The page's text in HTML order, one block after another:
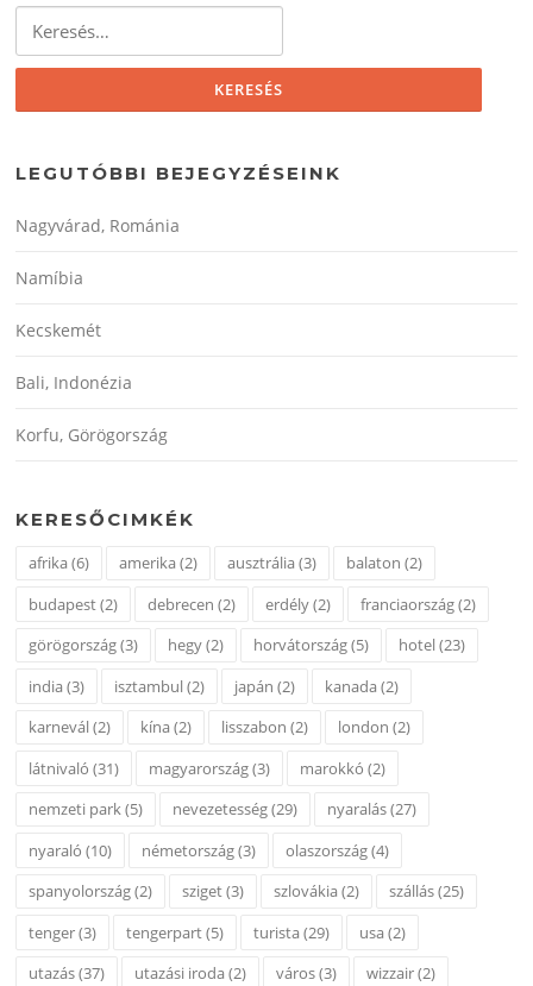
LEGUTÓBBI BEJEGYZÉSEINK
Nagyvárad, Románia
Namíbia
Kecskemét
Bali, Indonézia
Korfu, Görögország
KERESŐCIMKÉK
afrika(6) amerika(2) ausztrália(3) balaton (2)
budapest(2) debrecen (2) erdély(2) franciaország(2)
görögország(3) hegy(2) horvátország(5) hotel(23)
india(3) isztambul(2) japán (2) kanada(2)
karnevál(2) kína(2) lisszabon (2) london (2)
látnivaló (31) magyarország(3) marokkó (2)
nemzeti park(5) nevezetesség(29) nyaralás(27)
nyaraló (10) németország(3) olaszország(4)
spanyolország(2) sziget(3) szlovákia(2) szállás(25)
tenger(3) tengerpart(5) turista(29) usa(2)
utazás(37) utazási iroda(2) város(3) wizzair(2)